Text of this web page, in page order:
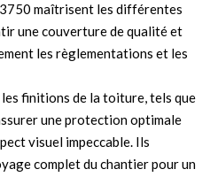
maîtrisent les différentes
une couverture de qualité et
les règlementations et les
finitions de la toiture, tels que
une protection optimale
visuel impeccable. Ils
complet du chantier pour un